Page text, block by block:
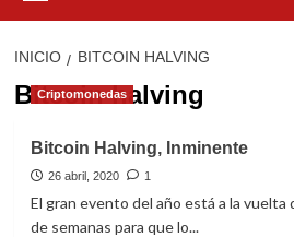
INICIO BITCOIN HALVING
Bitcoin halving
Criptomonedas
Bitcoin Halving, Inminente
26 abril, 2020 1
El gran evento del año está a la vuelta
de semanas para que lo...